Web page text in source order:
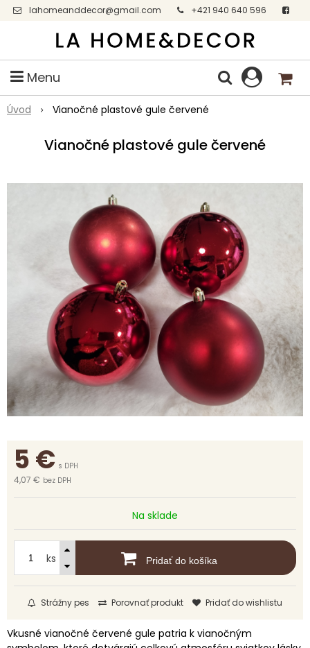
lahomeanddecor@gmail.com
+421 940 640 596
Facebook
Menu
Úvod Vianočné plastové gule červené
Vianočné plastové gule červené
5€ s DPH
4,07 € bez DPH
Na sklade
ks Pridať do košíka
Strážny pes Porovnať produkt Pridať do wishlistu
Vkusné vianočné červené gule patria k vianočným